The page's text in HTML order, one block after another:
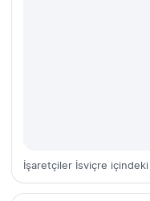
İşaretçiler İsviçre